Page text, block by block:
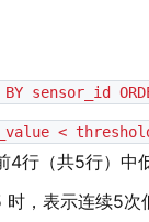
BY sensor_id
<
4行（共5行）中
时，表示连续5次